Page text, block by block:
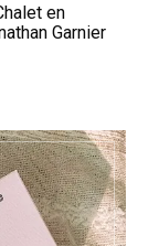
en
Garnier